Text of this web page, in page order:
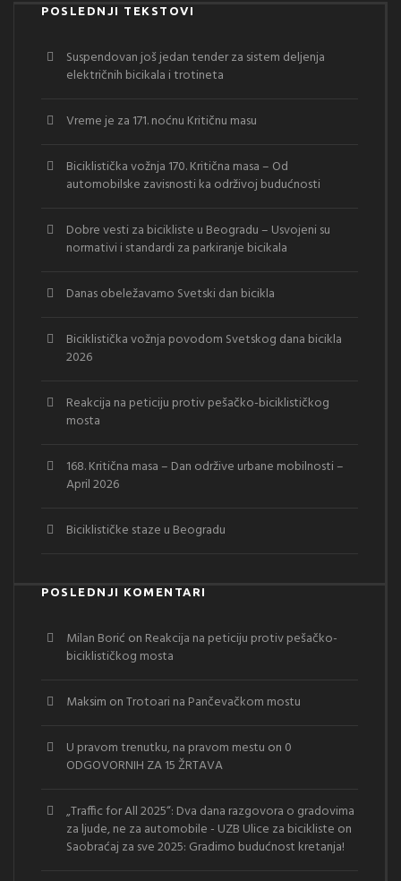
POSLEDNJI TEKSTOVI
Suspendovan još jedan tender za sistem deljenja
električnih bicikala i trotineta
Vreme je za 171. noćnu Kritičnu masu
Biciklistička vožnja 170. Kritična masa – Od
automobilske zavisnosti ka održivoj budućnosti
Dobre vesti za bicikliste u Beogradu – Usvojeni su
normativi i standardi za parkiranje bicikala
Danas obeležavamo Svetski dan bicikla
Biciklistička vožnja povodom Svetskog dana bicikla
2026
Reakcija na peticiju protiv pešačko-biciklističkog
mosta
168. Kritična masa – Dan održive urbane mobilnosti –
April 2026
Biciklističke staze u Beogradu
POSLEDNJI KOMENTARI
Milan Borić on Reakcija na peticiju protiv pešačko-
biciklističkog mosta
Maksim onTrotoari na Pančevačkom mostu
U pravom trenutku, na pravom mestu on 0
ODGOVORNIH ZA 15 ŽRTAVA
„Traffic for All 2025“: Dva dana razgovora o gradovima
za ljude, ne za automobile - UZB Ulice za bicikliste on
Saobraćaj za sve 2025: Gradimo budućnost kretanja!